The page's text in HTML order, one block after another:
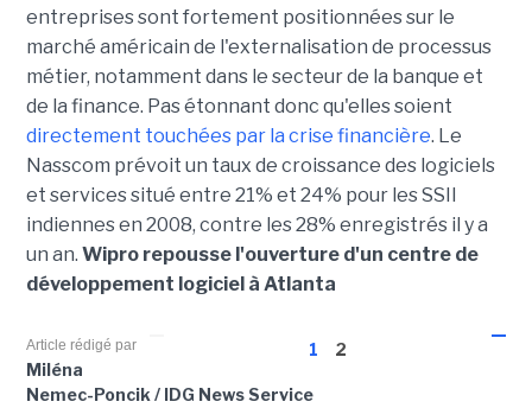
entreprises sont fortement positionnées sur le
marché américain de l'externalisation de processus
métier, notamment dans le secteur de la banque et
de la finance. Pas étonnant donc qu'elles soient
directement touchées par la crise financière. Le
Nasscom prévoit un taux de croissance des logiciels
et services situé entre 21% et 24% pour les SSII
indiennes en 2008, contre les 28% enregistrés il y a
un an. Wipro repousse l'ouverture d'un centre de
développement logiciel à Atlanta
1 2
Article rédigé par
Miléna
Nemec-Poncik / IDG News Service